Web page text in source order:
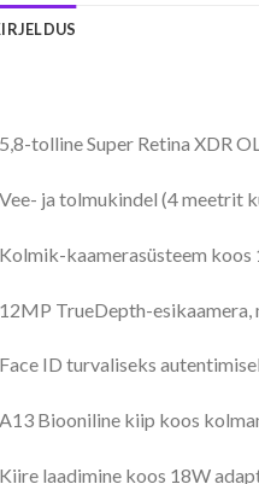
5,8-tolline Super Retina XDR
Vee- ja tolmukindel (4 meetrit
Kolmik-kaamerasüsteem
12MP TrueDepth-
Face ID turvaliseks
A13 Biooniline kiip koos
Kiire laadimine koos 18W